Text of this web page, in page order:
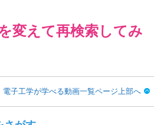
変えて再検索してみ
電子工学が学べる動画一覧ページ上部へ